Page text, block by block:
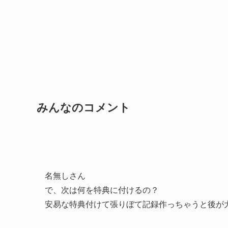
みんなのコメント
名無しさん
で、次は何を特典に付けるの？
安易な特典付けて張りぼて記録作っちゃうと後が